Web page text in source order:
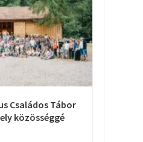
Családos Tábor
közösséggé